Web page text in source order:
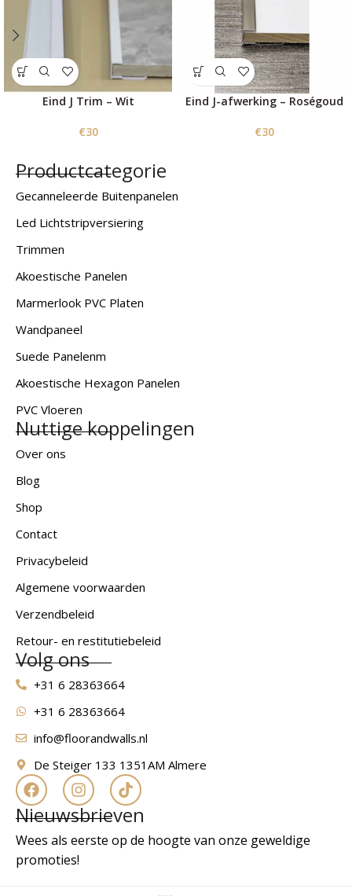
Eind J Trim – Wit
€30
Eind J-afwerking – Roségoud
€30
Productcategorie
Gecanneleerde Buitenpanelen
Led Lichtstripversiering
Trimmen
Akoestische Panelen
Marmerlook PVC Platen
Wandpaneel
Suede Panelenm
Akoestische Hexagon Panelen
PVC Vloeren
Nuttige koppelingen
Over ons
Blog
Shop
Contact
Privacybeleid
Algemene voorwaarden
Verzendbeleid
Retour- en restitutiebeleid
Volg ons
+31 6 28363664
+31 6 28363664
info@floorandwalls.nl
De Steiger 133 1351AM Almere
Nieuwsbrieven
Wees als eerste op de hoogte van onze geweldige
promoties!